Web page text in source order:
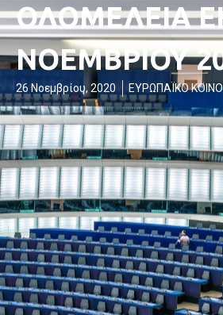
ΟΛΟΜΕΛΕΙΑ
ΝΟΕΜΒΡΙΟΥ
26 Νοεμβρίου, 2020 ΕΥΡΩΠΑΪΚΟ